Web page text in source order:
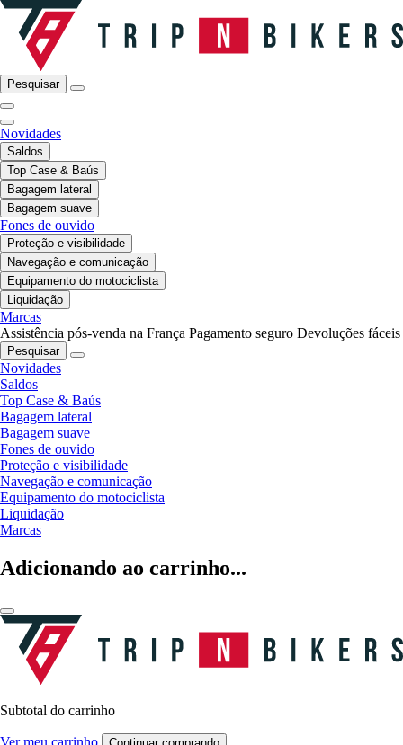
Pesquisar
Novidades
Saldos
Top Case & Baús
Bagagem lateral
Bagagem suave
Fones de ouvido
Proteção e visibilidade
Navegação e comunicação
Equipamento do motociclista
Liquidação
Marcas
Assistência pós-venda na França Pagamento seguro Devoluções fáceis
Pesquisar
Novidades
Saldos
Top Case & Baús
Bagagem lateral
Bagagem suave
Fones de ouvido
Proteção e visibilidade
Navegação e comunicação
Equipamento do motociclista
Liquidação
Marcas
Adicionando ao carrinho...
Subtotal do carrinho